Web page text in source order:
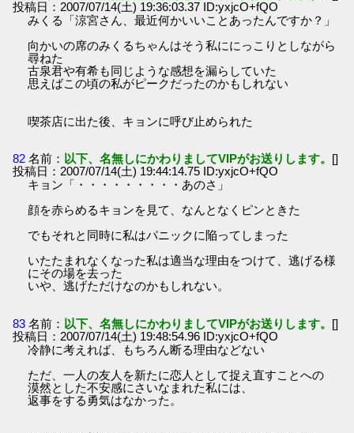
投稿日：2007/07/14(土) 19:36:03.37 ID:yxjcO+fQO
みくる「涼宮さん、最近何かいいことあったんですか？」
向かいの席のみくるちゃんはそう私ににっこりとしながら
尋ねた
古泉君や有希も同じような感想を漏らしていた
思えばこの頃の私がピークだったのかもしれない
喫茶店に出た後、キョンに呼び止められた
82 名前： 以下、名無しにかわりましてVIPがお送りします。 []
投稿日：2007/07/14(土) 19:44:14.75 ID:yxjcO+fQO
キョン「・・・・・・・・・あのさ」
顔を赤らめるキョンを見て、なんとなくピンときた
でもそれと同時に私はパニックに陥ってしまった
いたたまれなくなった私は適当な理由をつけて、逃げる様
にその場を去った
いや、逃げただけなのかもしれない。
83 名前： 以下、名無しにかわりましてVIPがお送りします。 []
投稿日：2007/07/14(土) 19:48:54.96 ID:yxjcO+fQO
冷静に考えれば、もちろん断る理由などない
ただ、一人の友人を新たに恋人として捉え直すことへの
漠然とした不安感にさいなまれた私には、
返事をする勇気はなかった。